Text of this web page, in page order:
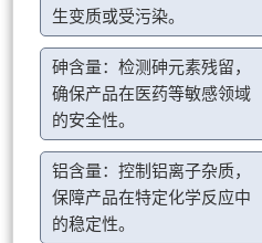
生变质或受污染。
砷含量：检测砷元素残留，
确保产品在医药等敏感领域
的安全性。
铝含量：控制铝离子杂质，
保障产品在特定化学反应中
的稳定性。